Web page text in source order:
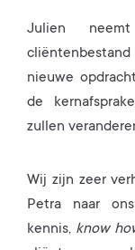
Julien
nieuwe
de
zullen
Wij zijn zeer
Petra naar
kennis, know